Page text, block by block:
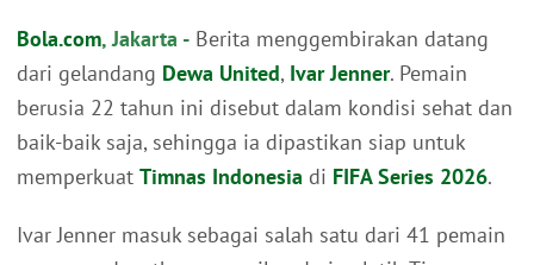
Bola.com, Jakarta - Berita menggembirakan datang
dari gelandang Dewa United, Ivar Jenner. Pemain
berusia 22 tahun ini disebut dalam kondisi sehat dan
baik-baik saja, sehingga ia dipastikan siap untuk
memperkuat Timnas Indonesia di FIFA Series 2026.
Ivar Jenner masuk sebagai salah satu dari 41 pemain